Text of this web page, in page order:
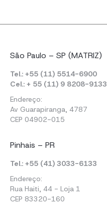
São Paulo – SP (MATRIZ)
Tel.: +55 (11) 5514-6900
Cel.: + 55 (11) 9 8208-9133
Endereço:
Av Guarapiranga, 4787
CEP 04902-015
Pinhais – PR
Tel.: +55 (41) 3033-6133
Endereço:
Rua Haiti, 44 - Loja 1
CEP 83320-160